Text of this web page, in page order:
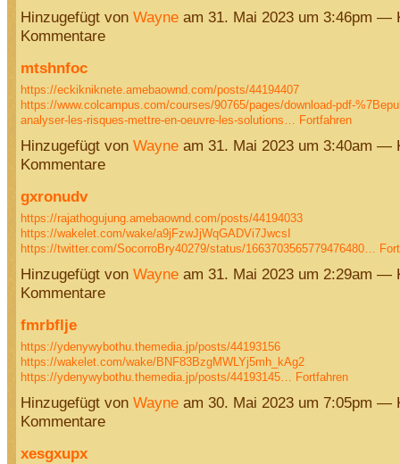
Hinzugefügt von Wayneam 31. Mai 2023 um 3:46pm —
Kommentare
mtshnfoc
https://eckikniknete.amebaownd.com/posts/44194407
https://www.colcampus.com/courses/90765/pages/download-pdf-
analyser-les-risques-mettre-en-oeuvre-les-solutions… Fortfahren
Hinzugefügt von Wayneam 31. Mai 2023 um 3:40am —
Kommentare
gxronudv
https://rajathogujung.amebaownd.com/posts/44194033
https://wakelet.com/wake/a9jFzwJjWqGADVi7JwcsI
https://twitter.com/SocorroBry40279/status/1663703565779476480…
Hinzugefügt von Wayneam 31. Mai 2023 um 2:29am —
Kommentare
fmrbflje
https://ydenywybothu.themedia.jp/posts/44193156
https://wakelet.com/wake/BNF83BzgMWLYj5mh_kAg2
https://ydenywybothu.themedia.jp/posts/44193145… Fortfahren
Hinzugefügt von Wayneam 30. Mai 2023 um 7:05pm —
Kommentare
xesgxupx